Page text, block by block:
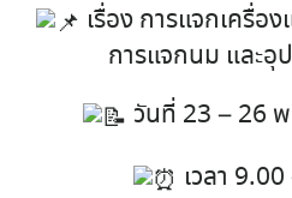
เรื่อง การแจกเครื่อ
การแจกนม และอุ
วันที่ 23 – 26
เวลา